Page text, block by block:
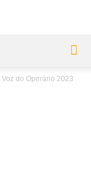
Voz do Operário 2023